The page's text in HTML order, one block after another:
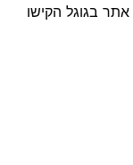
בגוגל הקישו